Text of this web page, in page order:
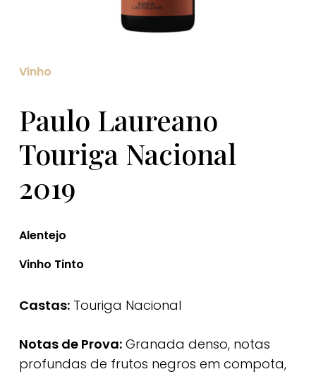
Vinho
Paulo Laureano
Touriga Nacional
2019
Alentejo
Vinho Tinto
Castas:Touriga Nacional
Notas de Prova:Granada denso, notas
profundas de frutos negros em compota,